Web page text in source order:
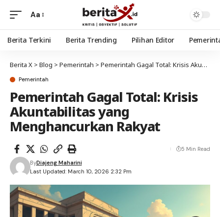
Aa
Berita Terkini Berita Trending Pilihan Editor
Berita X > Blog > Pemerintah > Pemerintah Gagal Total: Krisis Akuntabilitas yang Menghancurkan Rakyat
Pemerintah
Pemerintah Gagal Total: Krisis
Akuntabilitas yang
Menghancurkan Rakyat
Last Updated: March 10, 2026 2:32 Pm
ByDiajeng Maharini
5 Min Read